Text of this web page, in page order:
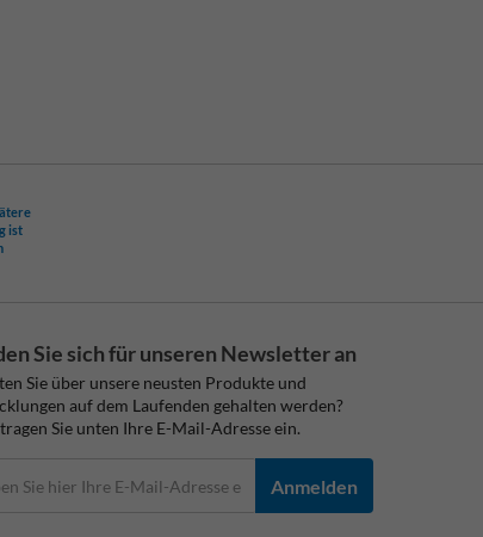
ist
Sie sich für unseren Newsletter an
Sie über unsere neusten Produkte und
auf dem Laufenden gehalten werden?
Sie unten Ihre E-Mail-Adresse ein.
Anmelden